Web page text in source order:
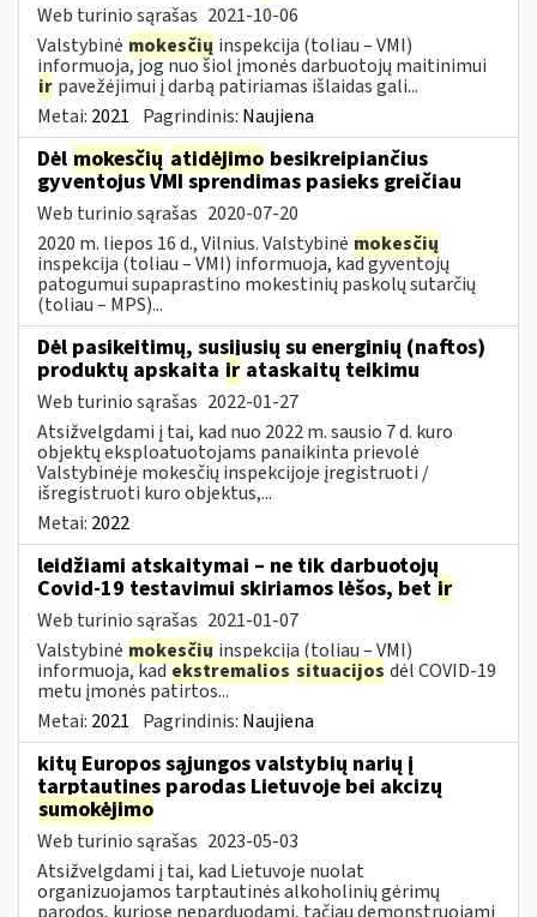
Web turinio sąrašas 2021-10-06
Valstybinė mokesčių inspekcija (toliau – VMI)
informuoja, jog nuo šiol įmonės darbuotojų maitinimui
ir pavežėjimui į darbą patiriamas išlaidas gali...
Metai: 2021 Pagrindinis: Naujiena
Dėl mokesčių atidėjimo besikreipiančius
gyventojus VMI sprendimas pasieks greičiau
Web turinio sąrašas 2020-07-20
2020 m. liepos 16 d., Vilnius. Valstybinė mokesčių
inspekcija (toliau – VMI) informuoja, kad gyventojų
patogumui supaprastino mokestinių paskolų sutarčių
(toliau – MPS)...
Dėl pasikeitimų, susijusių su energinių (naftos)
produktų apskaita ir ataskaitų teikimu
Web turinio sąrašas 2022-01-27
Atsižvelgdami į tai, kad nuo 2022 m. sausio 7 d. kuro
objektų eksploatuotojams panaikinta prievolė
Valstybinėje mokesčių inspekcijoje įregistruoti /
išregistruoti kuro objektus,...
Metai: 2022
leidžiami atskaitymai – ne tik darbuotojų
Covid-19 testavimui skiriamos lėšos, bet ir
Web turinio sąrašas 2021-01-07
Valstybinė mokesčių inspekcija (toliau – VMI)
informuoja, kadekstremalios situacijos dėl COVID-19
metu įmonės patirtos...
Metai: 2021 Pagrindinis: Naujiena
kitų Europos sąjungos valstybių narių į
tarptautines parodas Lietuvoje bei akcizų
sumokėjimo
Web turinio sąrašas 2023-05-03
Atsižvelgdami į tai, kad Lietuvoje nuolat
organizuojamos tarptautinės alkoholinių gėrimų
parodos, kuriose neparduodami, tačiau demonstruojami